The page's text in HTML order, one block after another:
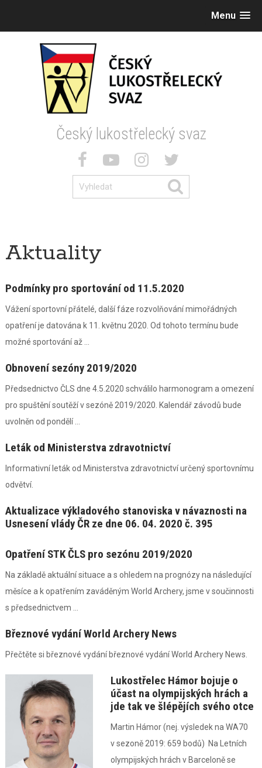
Menu
Český lukostřelecký svaz
Aktuality
Podmínky pro sportování od 11.5.2020
Vážení sportovní přátelé, další fáze rozvolňování mimořádných
opatření je datována k 11. květnu 2020. Od tohoto termínu bude
možné sportování až ...
Obnovení sezóny 2019/2020
Předsednictvo ČLS dne 4.5.2020 schválilo harmonogram a omezení
pro spuštění soutěží v sezóně 2019/2020. Kalendář závodů bude
uvolněn od pondělí ...
Leták od Ministerstva zdravotnictví
Informativní leták od Ministerstva zdravotnictví určený sportovnímu
odvětví.
Aktualizace výkladového stanoviska v návaznosti na
Usnesení vlády ČR ze dne 06. 04. 2020 č. 395
Opatření STK ČLS pro sezónu 2019/2020
Na základě aktuální situace a s ohledem na prognózy na následující
měsíce a k opatřením zaváděným World Archery, jsme v součinnosti
s předsednictvem ...
Březnové vydání World Archery News
Přečtěte si březnové vydání březnové vydání World Archery News.
Lukostřelec Hámor bojuje o
účast na olympijských hrách a
jde tak ve šlépějích svého otce
Martin Hámor (nej. výsledek na WA70
v sezoně 2019: 659 bodů) Na Letních
olympijských hrách v Barceloně se